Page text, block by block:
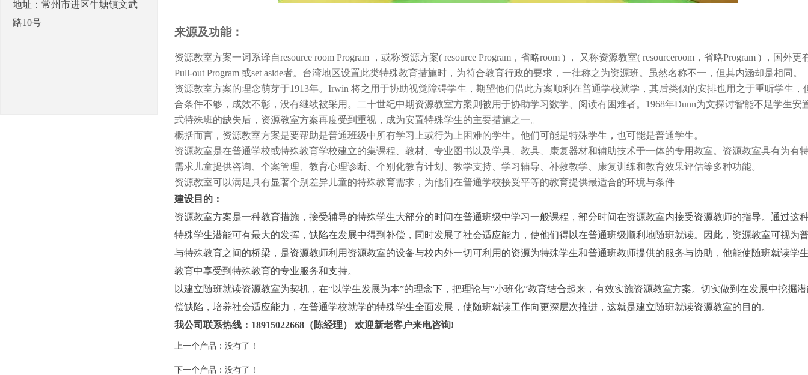
地址：常州市进区牛塘镇文武
路10号
来源及功能：
资源教室方案一词系译自resource room Program ，或称资源方案( resource Program，省略room ) ， 又称资源教室( resourceroom，省略Program ) ，国外更
Pull-out Program 或set aside者。台湾地区设置此类特殊教育措施时，为符合教育行政的要求，一律称之为资源班。虽然名称不一，但其内涵却是相同。
资源教室方案的理念萌芽于1913年。Irwin 将之用于协助视觉障碍学生，期望他们借此方案顺利在普通学校就学，其后类似的安排也用之于重听学生，
合条件不够，成效不彰，没有继续被采用。二十世纪中期资源教室方案则被用于协助学习数学、阅读有困难者。1968年Dunn为文探讨智能不足学生安
式特殊班的缺失后，资源教室方案再度受到重视，成为安置特殊学生的主要措施之一。
概括而言，资源教室方案是要帮助是普通班级中所有学习上或行为上困难的学生。他们可能是特殊学生，也可能是普通学生。
资源教室是在普通学校或特殊教育学校建立的集课程、教材、专业图书以及学具、教具、康复器材和辅助技术于一体的专用教室。资源教室具有为有
需求儿童提供咨询、个案管理、教育心理诊断、个别化教育计划、教学支持、学习辅导、补救教学、康复训练和教育效果评估等多种功能。
资源教室可以满足具有显著个别差异儿童的特殊教育需求，为他们在普通学校接受平等的教育提供最适合的环境与条件
建设目的：
资源教室方案是一种教育措施，接受辅导的特殊学生大部分的时间在普通班级中学习一般课程，部分时间在资源教室内接受资源教师的指导。通过这
特殊学生潜能可有最大的发挥，缺陷在发展中得到补偿，同时发展了社会适应能力，使他们得以在普通班级顺利地随班就读。因此，资源教室可视为
与特殊教育之间的桥梁，是资源教师利用资源教室的设备与校内外一切可利用的资源为特殊学生和普通班教师提供的服务与协助，他能使随班就读学
教育中享受到特殊教育的专业服务和支持。
以建立随班就读资源教室为契机，在“以学生发展为本”的理念下，把理论与“小班化”教育结合起来，有效实施资源教室方案。切实做到在发展中挖掘
偿缺陷，培养社会适应能力，在普通学校就学的特殊学生全面发展，使随班就读工作向更深层次推进，这就是建立随班就读资源教室的目的。
我公司联系热线：18915022668（陈经理） 欢迎新老客户来电咨询!
上一个产品：没有了！
下一个产品：没有了！